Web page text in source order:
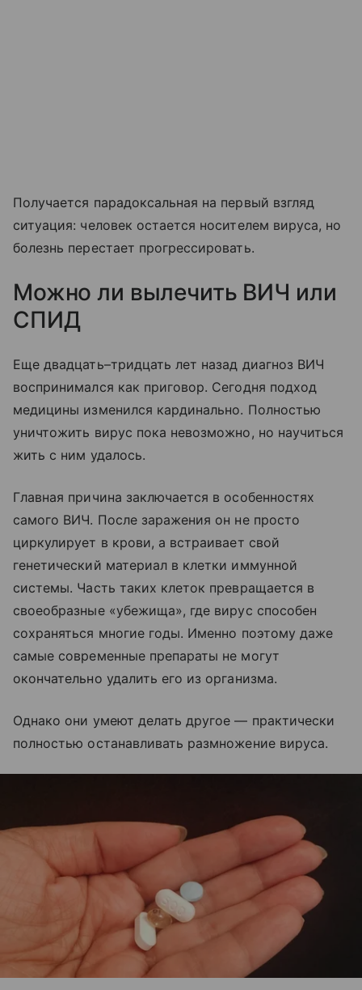
Получается парадоксальная на первый взгляд
ситуация: человек остается носителем вируса, но
болезнь перестает прогрессировать.
Можно ли вылечить ВИЧ или
СПИД
Еще двадцать–тридцать лет назад диагноз ВИЧ
воспринимался как приговор. Сегодня подход
медицины изменился кардинально. Полностью
уничтожить вирус пока невозможно, но научиться
жить с ним удалось.
Главная причина заключается в особенностях
самого ВИЧ. После заражения он не просто
циркулирует в крови, а встраивает свой
генетический материал в клетки иммунной
системы. Часть таких клеток превращается в
своеобразные «убежища», где вирус способен
сохраняться многие годы. Именно поэтому даже
самые современные препараты не могут
окончательно удалить его из организма.
Однако они умеют делать другое — практически
полностью останавливать размножение вируса.